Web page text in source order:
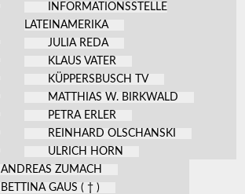
INFORMATIONSSTELLE
LATEINAMERIKA
JULIA REDA
KLAUS VATER
KÜPPERSBUSCH TV
MATTHIAS W. BIRKWALD
PETRA ERLER
REINHARD OLSCHANSKI
ULRICH HORN
ANDREAS ZUMACH
BETTINA GAUS ( † )